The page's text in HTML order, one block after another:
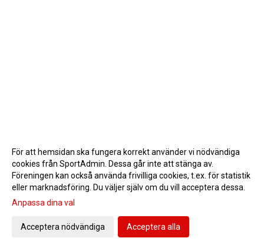
Gå till Webbversion
För att hemsidan ska fungera korrekt använder vi nödvändiga
cookies från SportAdmin. Dessa går inte att stänga av.
Föreningen kan också använda frivilliga cookies, t.ex. för statistik
eller marknadsföring. Du väljer själv om du vill acceptera dessa.
Anpassa dina val
Acceptera nödvändiga Acceptera alla